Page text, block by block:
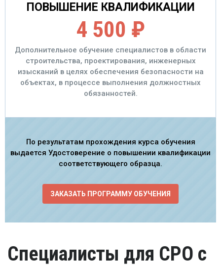
ПОВЫШЕНИЕ КВАЛИФИКАЦИИ
4 500 ₽
Дополнительное обучение специалистов в области
строительства, проектирования, инженерных
изысканий в целях обеспечения безопасности на
объектах, в процессе выполнения должностных
обязанностей.
По результатам прохождения курса обучения
выдается Удостоверение о повышении квалификации
соответствующего образца.
ЗАКАЗАТЬ ПРОГРАММУ ОБУЧЕНИЯ
Специалисты для СРО с